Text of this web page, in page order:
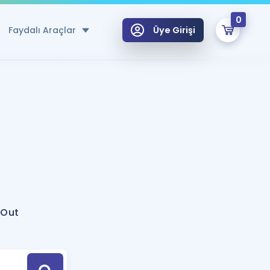
Faydalı Araçlar
Hesaplama Aracı
için Öneriler
Tek Takvimde
Üye Girişi
0
Hoca ile seni sınava hazırlayacak onlarca eğitim seni bekliyor!